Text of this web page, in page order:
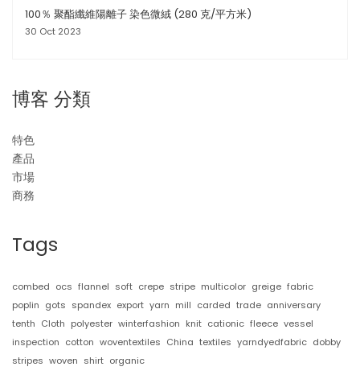
100％ 聚酯纖維陽離子 染色微絨 (280 克/平方米)
30 Oct 2023
博客 分類
特色
產品
市場
商務
Tags
combed ocs flannel soft crepe stripe multicolor greige fabric
poplin gots spandex export yarn mill carded trade anniversary
tenth Cloth polyester winterfashion knit cationic fleece vessel
inspection cotton woventextiles China textiles yarndyedfabric dobby
stripes woven shirt organic